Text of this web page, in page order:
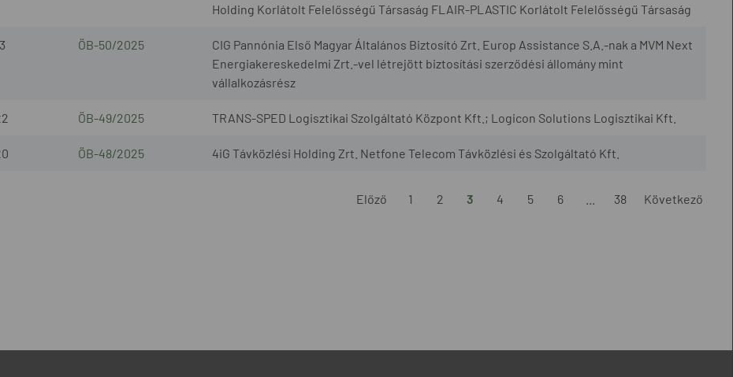
Holding Korlátolt Felelősségű Társaság FLAIR-PLASTIC Korlátolt Felelősségű Társaság
ÖB-50/2025
CIG Pannónia Első Magyar Általános Biztosító Zrt. Europ Assistance S.A.-nak a MVM Next
Energiakereskedelmi Zrt.-vel létrejött biztosítási szerződési állomány mint
vállalkozásrész
ÖB-49/2025 TRANS-SPED Logisztikai Szolgáltató Központ Kft.; Logicon Solutions Logisztikai Kft.
ÖB-48/2025 4iG Távközlési Holding Zrt. Netfone Telecom Távközlési és Szolgáltató Kft.
Előző 1 2 3 4 5 6 38 Következő